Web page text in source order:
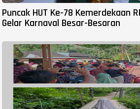
Puncak HUT Ke-78 Kemerdekaan
Gelar Karnaval Besar-Besaran